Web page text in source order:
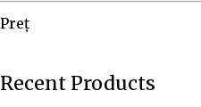
Preț
Recent Products